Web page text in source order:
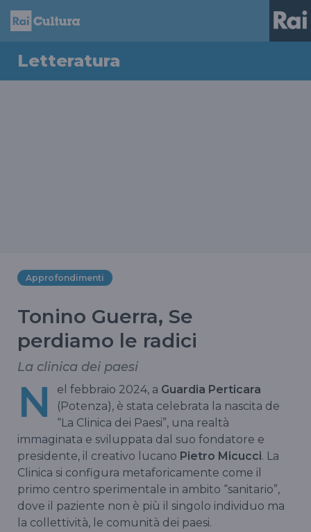
Letteratura
Approfondimenti
Tonino Guerra, Se
perdiamo le radici
La clinica dei paesi
N el febbraio 2024, a Guardia Perticara
(Potenza), è stata celebrata la nascita de
“La Clinica dei Paesi”, una realtà
immaginata e sviluppata dal suo fondatore e
presidente, il creativo lucano Pietro Micucci. La
Clinica si configura metaforicamente come il
primo centro sperimentale in ambito “sanitario”,
dove il paziente non è più il singolo individuo ma
la collettività, le comunità dei paesi.